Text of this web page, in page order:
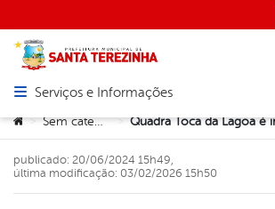
Abrir menu principal de navegação
Serviços e Informações
Você está aqui:
> Sem categoria >
publicado: 20/06/2024 15h49,
última modificação: 03/02/2026 15h50